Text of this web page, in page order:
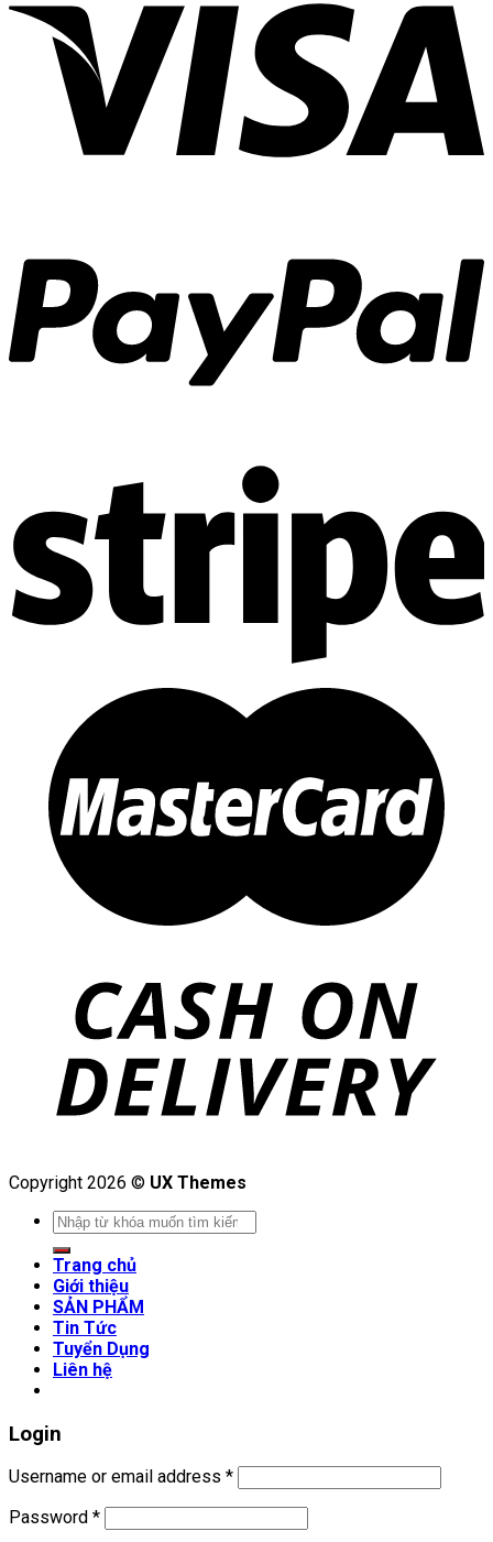
Copyright 2026 © UX Themes
Search
for:
Trang chủ
Giới thiệu
SẢN PHẨM
Tin Tức
Tuyển Dụng
Liên hệ
Login
Username or email address *
Password *